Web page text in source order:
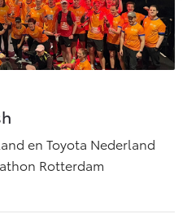
en Toyota Nederland
Rotterdam